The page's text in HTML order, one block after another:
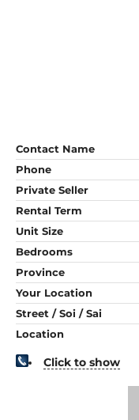
Contact Name
Phone
Private Seller
Rental Term
Unit Size
Bedrooms
Province
Your Location
Street / Soi / Sai
Location
Click to show